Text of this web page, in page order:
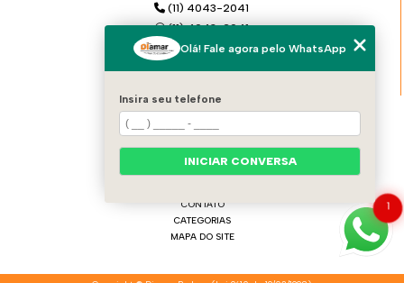
(11) 4043-2041
(11) 4043-2041
(11) 99921-6068
MENU
HOME
QUEM SOMOS
CONTATO
CATEGORIAS
MAPA DO SITE
1
Olá! Fale agora pelo WhatsApp
Insira seu telefone
INICIAR CONVERSA